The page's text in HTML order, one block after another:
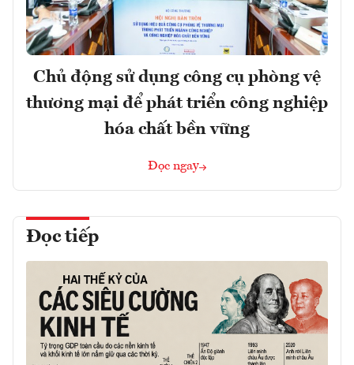
Chủ động sử dụng công cụ phòng vệ
thương mại để phát triển công nghiệp
hóa chất bền vững
Đọc ngay
Đọc tiếp